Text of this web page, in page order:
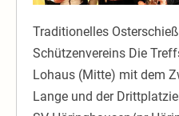
im
Schützenverein
Traditionelles
Schützenvereins Die
Lohaus (Mitte) mit dem
Lange und der